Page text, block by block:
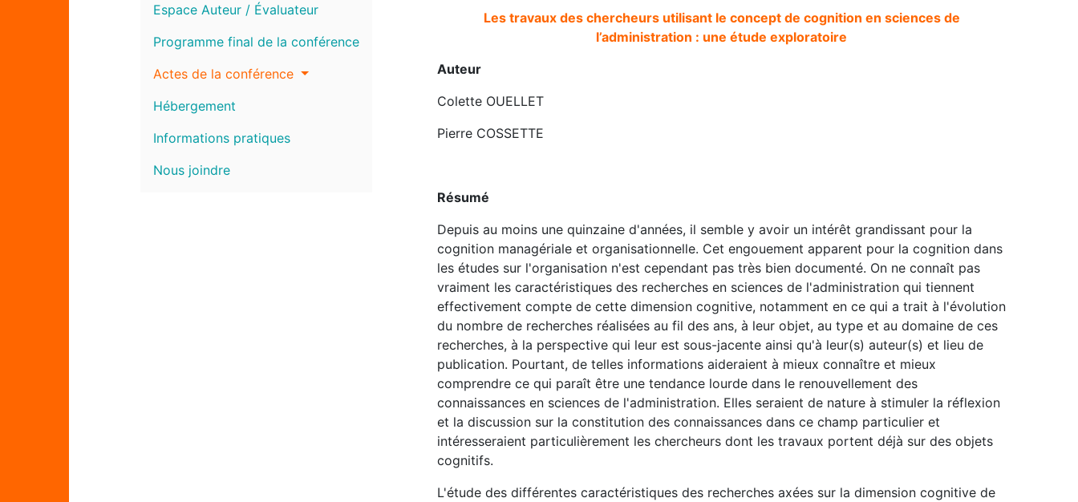
Espace Auteur / Évaluateur
Programme final de la conférence
Actes de la conférence
Hébergement
Informations pratiques
Nous joindre
Les travaux des chercheurs utilisant le concept de cognition en sciences de
l’administration : une étude exploratoire
Auteur
Colette OUELLET
Pierre COSSETTE
Résumé
Depuis au moins une quinzaine d'années, il semble y avoir un intérêt grandissant pour la
cognition managériale et organisationnelle. Cet engouement apparent pour la cognition dans
les études sur l'organisation n'est cependant pas très bien documenté. On ne connaît pas
vraiment les caractéristiques des recherches en sciences de l'administration qui tiennent
effectivement compte de cette dimension cognitive, notamment en ce qui a trait à l'évolution
du nombre de recherches réalisées au fil des ans, à leur objet, au type et au domaine de ces
recherches, à la perspective qui leur est sous-jacente ainsi qu'à leur(s) auteur(s) et lieu de
publication. Pourtant, de telles informations aideraient à mieux connaître et mieux
comprendre ce qui paraît être une tendance lourde dans le renouvellement des
connaissances en sciences de l'administration. Elles seraient de nature à stimuler la réflexion
et la discussion sur la constitution des connaissances dans ce champ particulier et
intéresseraient particulièrement les chercheurs dont les travaux portent déjà sur des objets
cognitifs.
L'étude des différentes caractéristiques des recherches axées sur la dimension cognitive de